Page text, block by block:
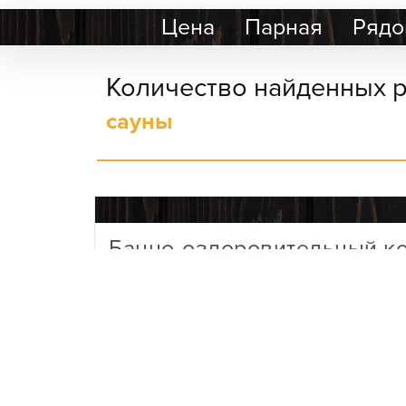
Цена Парная
Количество найденных
сауны
Банно-оздоровительный